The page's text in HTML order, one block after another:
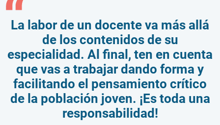
La labor de un docente va más allá
de los contenidos de su
especialidad. Al final, ten en cuenta
que vas a trabajar dando forma y
facilitando el pensamiento crítico
de la población joven. ¡Es toda una
responsabilidad!